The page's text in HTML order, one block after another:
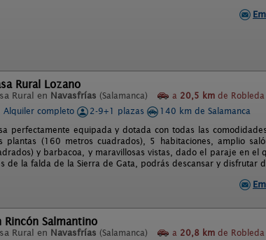
Rural Lozano
Rural en Navasfrías (Salamanca) a 20,5 km de Robleda
Alquiler completo
2-9+1 plazas
140 km de Salamanca
perfectamente equipada y dotada con todas las
plantas (160 metros cuadrados), 5 habitaciones, amplio
y barbacoa, y maravillosas vistas, dado el paraje en
de la falda de la Sierra de Gata, podrás descansar y disfrutar
Rincón Salmantino
Rural en Navasfrías (Salamanca) a 20,8 km de Robleda